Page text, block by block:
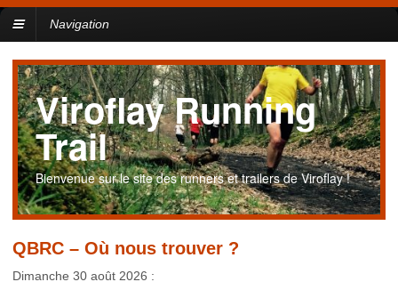
Navigation
Viroflay Running
Trail
Bienvenue sur le site des runners et trailers de Viroflay !
QBRC – Où nous trouver ?
Dimanche 30 août 2026 :